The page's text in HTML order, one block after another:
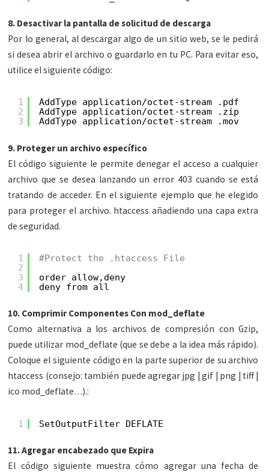
8. Desactivar la pantalla de solicitud de descarga
Por lo general, al descargar algo de un sitio web, se le pedirá
si desea abrir el archivo o guardarlo en tu PC. Para evitar eso,
utilice el siguiente código:
1
2
3
AddType application/octet-stream .pdf
AddType application/octet-stream .zip
AddType application/octet-stream .mov
9. Proteger un archivo específico
El código siguiente le permite denegar el acceso a cualquier
archivo que se desea lanzando un error 403 cuando se está
tratando de acceder. En el siguiente ejemplo que he elegido
para proteger el archivo. htaccess añadiendo una capa extra
de seguridad.
1
2
3
4
#Protect the .htaccess File
order allow,deny
deny from all
10. Comprimir Componentes Con mod_deflate
Como alternativa a los archivos de compresión con Gzip,
puede utilizar mod_deflate (que se debe a la idea más rápido).
Coloque el siguiente código en la parte superior de su archivo
htaccess (consejo: también puede agregar jpg | gif | png | tiff |
ico mod_deflate…).:
1 SetOutputFilter DEFLATE
11. Agregar encabezado que Expira
El código siguiente muestra cómo agregar una fecha de